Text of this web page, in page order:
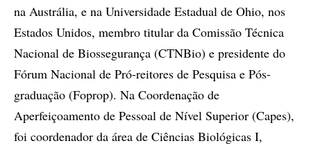
na Austrália, e na Universidade Estadual de Ohio, nos
Estados Unidos, membro titular da Comissão Técnica
Nacional de Biossegurança (CTNBio) e presidente do
Fórum Nacional de Pró-reitores de Pesquisa e Pós-
graduação (Foprop). Na Coordenação de
Aperfeiçoamento de Pessoal de Nível Superior (Capes),
foi coordenador da área de Ciências Biológicas I,